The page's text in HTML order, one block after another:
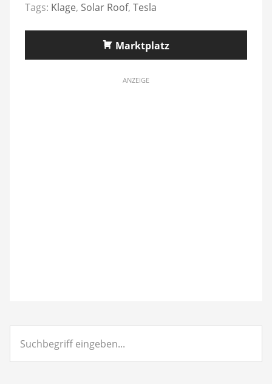
Tags: Klage, Solar Roof, Tesla
Marktplatz
ANZEIGE
eingeben...